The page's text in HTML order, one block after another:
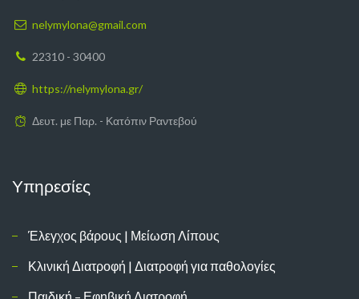
nelymylona@gmail.com
22310 - 30400
https://nelymylona.gr/
Δευτ. με Παρ. - Κατόπιν Ραντεβού
Υπηρεσίες
Έλεγχος βάρους | Μείωση Λίπους
Κλινική Διατροφή | Διατροφή για παθολογίες
Παιδική – Εφηβική Διατροφή